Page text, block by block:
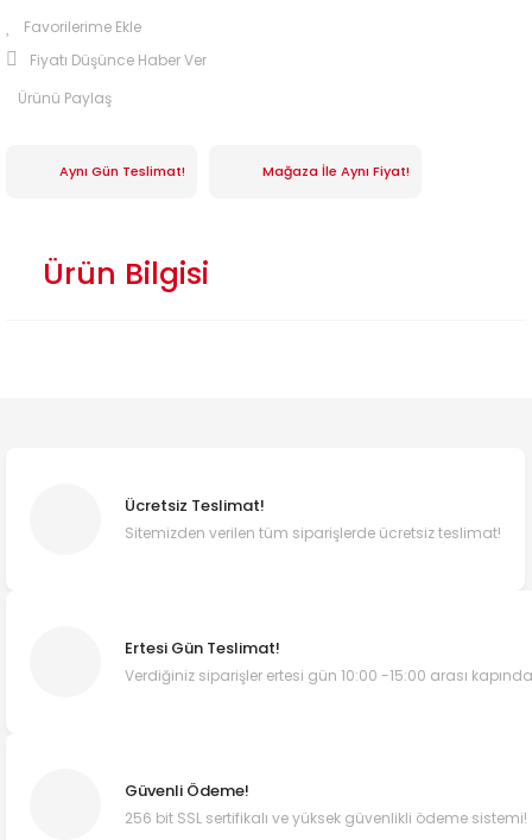
Fiyatı Düşünce Haber Ver
Ürünü Paylaş
Aynı Gün Teslimat! Mağaza İle Aynı Fiyat!
Ürün Bilgisi
Ücretsiz Teslimat!
Sitemizden verilen tüm siparişlerde ücretsiz teslimat!
Ertesi Gün Teslimat!
Verdiğiniz siparişler ertesi gün 10:00 -15:00 arası
Güvenli Ödeme!
256 bit SSL sertifikalı ve yüksek güvenlikli ödeme sistemi!